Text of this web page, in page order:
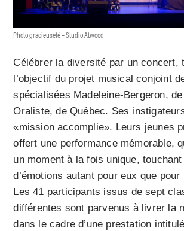
Photo gracieuseté – Studio Atwood
Célébrer la diversité par un concert,
l’objectif du projet musical conjoint
spécialisées Madeleine-Bergeron,
Oraliste, de Québec. Ses
«mission accomplie». Leurs jeunes
offert une performance mémorable,
un moment à la fois unique,
d’émotions autant pour eux que
Les 41 participants issus de sept
différentes sont parvenus à livrer la
dans le cadre d’une prestation